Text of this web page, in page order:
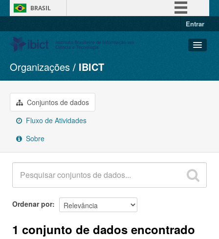
BRASIL
Entrar
Conjuntos de dados
Organizações
Grupos
Sobre
Organizações IBICT
Conjuntos de dados
Fluxo de Atividades
Sobre
Ordenar por
1 conjunto de dados encontrado